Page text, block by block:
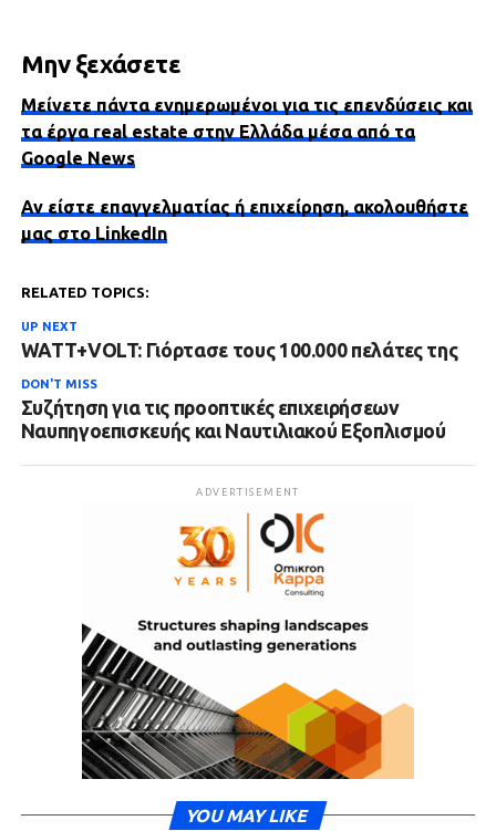
Μην ξεχάσετε
Μείνετε πάντα ενημερωμένοι για τις επενδύσεις και
τα έργα real estate στην Ελλάδα μέσα από τα
Google News
Αν είστε επαγγελματίας ή επιχείρηση, ακολουθήστε
μας στο LinkedIn
RELATED TOPICS:
UP NEXT
WATT+VOLT: Γιόρτασε τους 100.000 πελάτες της
DON'T MISS
Συζήτηση για τις προοπτικές επιχειρήσεων
Ναυπηγοεπισκευής και Ναυτιλιακού Εξοπλισμού
ADVERTISEMENT
YOU MAY LIKE